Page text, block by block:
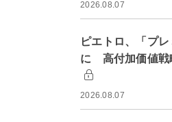
2026.08.07
ピエトロ、「プ
に 高付加価値戦
2026.08.07